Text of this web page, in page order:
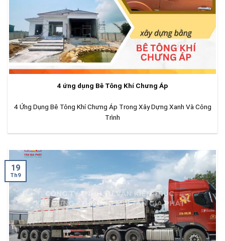
4 ứng dụng Bê Tông Khí Chưng Áp
4 Ứng Dụng Bê Tông Khí Chưng Áp Trong Xây Dựng Xanh Và Công
Trình
19
Th9